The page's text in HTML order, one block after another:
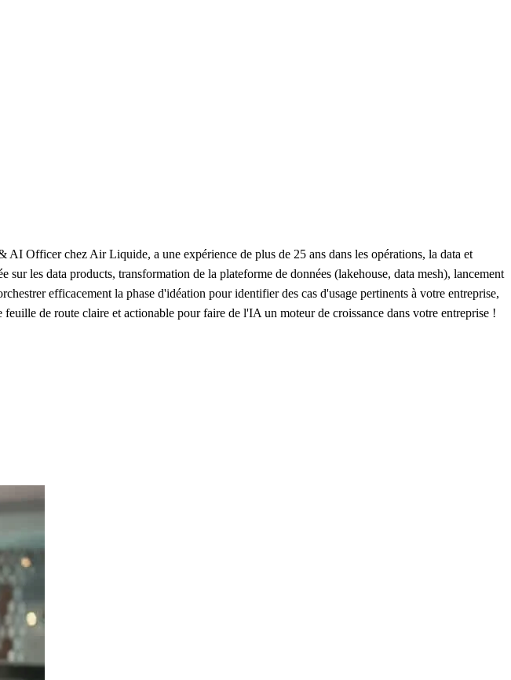
Officer chez Air Liquide, a une expérience de plus de 25 ans dans les opérations, la data et
les data products, transformation de la plateforme de données (lakehouse, data mesh), lancement
efficacement la phase d'idéation pour identifier des cas d'usage pertinents à votre entreprise,
de route claire et actionable pour faire de l'IA un moteur de croissance dans votre entreprise !